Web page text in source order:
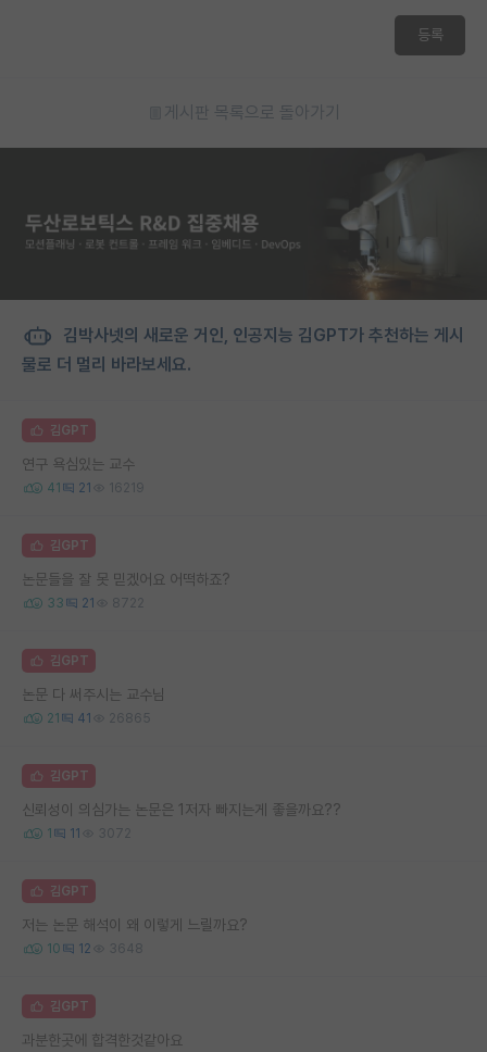
등록
게시판 목록으로 돌아가기
김박사넷의 새로운 거인, 인공지능 김GPT가 추천하는 게시
물로 더 멀리 바라보세요.
김GPT
연구 욕심있는 교수
41 21 16219
김GPT
논문들을 잘 못 믿겠어요 어떡하죠?
33 21 8722
김GPT
논문 다 써주시는 교수님
21 41 26865
김GPT
신뢰성이 의심가는 논문은 1저자 빠지는게 좋을까요??
1 11 3072
김GPT
저는 논문 해석이 왜 이렇게 느릴까요?
10 12 3648
김GPT
과분한곳에 합격한것같아요